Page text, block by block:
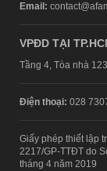
Email:
VPĐD TẠI
Tầng 4, Tòa nhà
Điện thoại: 028
Giấy phép thiết lập
2217/GP-TTĐT do
tháng 4 năm 2019